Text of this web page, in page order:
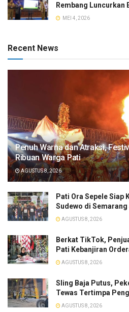
Rembang Luncurkan
MEI 4, 2026
Recent News
Penuh Warna dan Atraksi,
Ribuan Warga Pati
AGUSTUS 8, 2026
Pati Ora Sepele Siap
Sudewo di Semarang
AGUSTUS 8, 2026
​Berkat TikTok,
Pati Kebanjiran
AGUSTUS 8, 2026
Sling Baja Putus,
Tewas Tertimpa
AGUSTUS 8, 2026